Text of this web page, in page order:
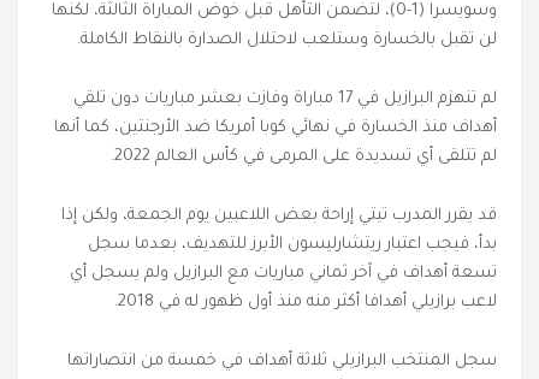
وسويسرا (1-0)، لتضمن التأهل قبل خوض المباراة الثالثة، لكنها
لن تقبل بالخسارة وستلعب لاحتلال الصدارة بالنقاط الكاملة.
لم تنهزم البرازيل في 17 مباراة وفازت بعشر مباريات دون تلقي
أهداف منذ الخسارة في نهائي كوبا أمريكا ضد الأرجنتين، كما أنها
لم تتلقى أي تسديدة على المرمى في كأس العالم 2022.
قد يقرر المدرب تيتي إراحة بعض اللاعبين يوم الجمعة، ولكن إذا
بدأ، فيجب اعتبار ريتشارليسون الأبرز للتهديف، بعدما سجل
تسعة أهداف في آخر ثماني مباريات مع البرازيل ولم يسجل أي
لاعب برازيلي أهدافا أكثر منه منذ أول ظهور له في 2018.
سجل المنتخب البرازيلي ثلاثة أهداف في خمسة من انتصاراتها